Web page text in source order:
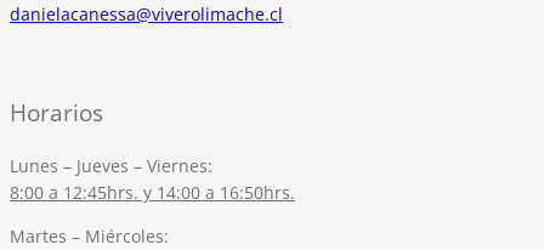
danielacanessa@viverolimache.cl
Horarios
Lunes – Jueves – Viernes:
8:00 a 12:45hrs. y 14:00 a 16:50hrs.
Martes – Miércoles: